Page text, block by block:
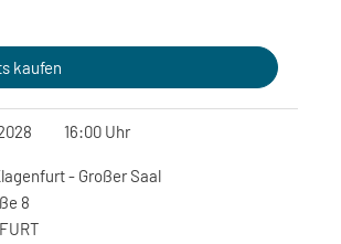
kaufen
16:00 Uhr
- Großer Saal
8